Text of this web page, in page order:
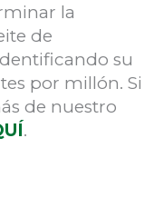
la
de
su
por millón. Si
de nuestro
.